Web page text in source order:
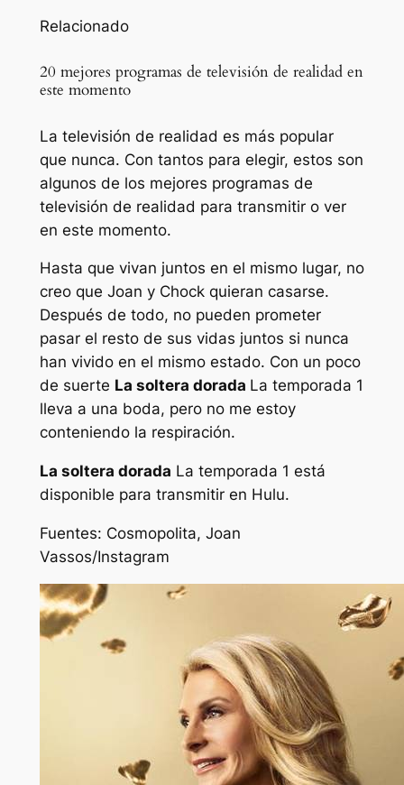
Relacionado
20 mejores programas de televisión de realidad en
este momento
La televisión de realidad es más popular
que nunca. Con tantos para elegir, estos son
algunos de los mejores programas de
televisión de realidad para transmitir o ver
en este momento.
Hasta que vivan juntos en el mismo lugar, no
creo que Joan y Chock quieran casarse.
Después de todo, no pueden prometer
pasar el resto de sus vidas juntos si nunca
han vivido en el mismo estado. Con un poco
de suerte La soltera dorada La temporada 1
lleva a una boda, pero no me estoy
conteniendo la respiración.
La soltera dorada La temporada 1 está
disponible para transmitir en Hulu.
Fuentes: Cosmopolita, Joan
Vassos/Instagram